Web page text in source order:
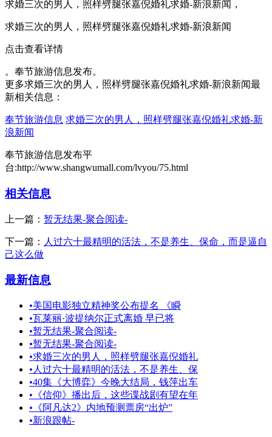
求婚三次的男人，照样劈腿张嘉倪婚礼求婚-新浪新闻，
求婚三次的男人，照样劈腿张嘉倪婚礼求婚-新浪新闻
点击查看详情
。奉节旅游信息发布。
更多求婚三次的男人，照样劈腿张嘉倪婚礼求婚-新浪新闻最
新相关信息：
奉节旅游信息 求婚三次的男人，照样劈腿张嘉倪婚礼求婚-新
浪新闻
奉节旅游信息发布平
台:http://www.shangwumall.com/lvyou/75.html
相关信息
上一篇： 暂无结果-聚合阅读-
下一篇： 人过六十最精明的活法，不是养生、保命，而是逼自
己这么做
最新信息
•美国电影独立精神奖公布提名 《瞬
•瓦莱丽·波提纳尔正式离婚 早已将
•暂无结果-聚合阅读-
•暂无结果-聚合阅读-
•求婚三次的男人，照样劈腿张嘉倪婚礼
• 人过六十最精明的活法，不是养生、保
•40集《大博弈》今晚大结局，钱萍出车
• 《信仰》播出后，这些谍战剧有望在年
• 《阿凡达2》内地预测票房“出炉”
•新浪跟帖-